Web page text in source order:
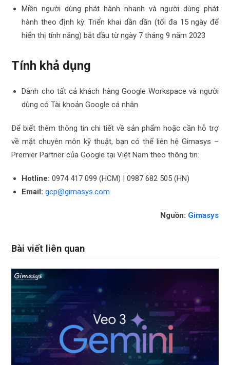
Miền người dùng phát hành nhanh và người dùng phát
hành theo định kỳ: Triển khai dần dần (tối đa 15 ngày để
hiển thị tính năng) bắt đầu từ ngày 7 tháng 9 năm 2023
Tính khả dụng
Dành cho tất cả khách hàng Google Workspace và người
dùng có Tài khoản Google cá nhân
Để biết thêm thông tin chi tiết về sản phẩm hoặc cần hỗ trợ
về mặt chuyên môn kỹ thuật, bạn có thể liên hệ Gimasys –
Premier Partner của Google tại Việt Nam theo thông tin:
Hotline:0974 417 099 (HCM) | 0987 682 505 (HN)
Email:gcp@gimasys.com
Nguồn: Gimasys
Bài viết liên quan